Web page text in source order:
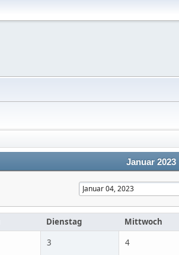
Januar 2023
Dienstag Mittwoch
3 4